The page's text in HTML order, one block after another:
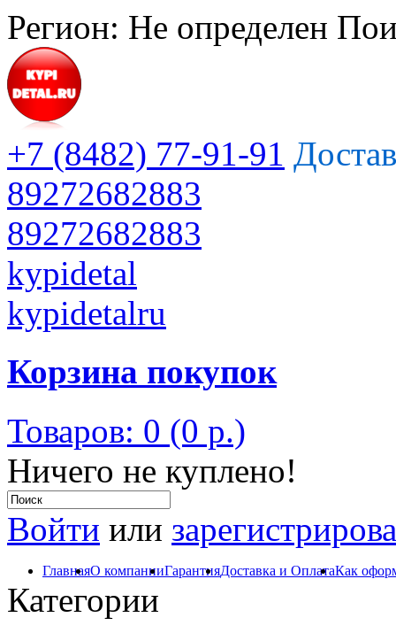
Регион: Не определен
+7 (8482) 77-91-91
89272682883
89272682883
kypidetal
kypidetalru
Корзина покупок
Товаров: 0 (0 р.)
Ничего не куплено!
Войти или
ГлавнаяО компанииГарантияДоставка и ОплатаКак
Категории